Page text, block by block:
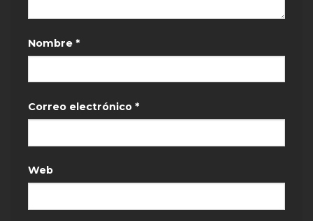
Nombre *
Correo electrónico *
Web